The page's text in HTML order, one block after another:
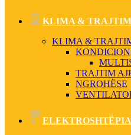
KLIMA &
KLIMA &
TRAJTIM
NGROHËSE